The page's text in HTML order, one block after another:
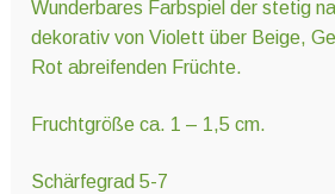
Wunderbares Farbspiel der stetig
dekorativ von Violett über Beige,
Rot abreifenden Früchte.
Fruchtgröße ca. 1 – 1,5 cm.
Schärfegrad 5-7